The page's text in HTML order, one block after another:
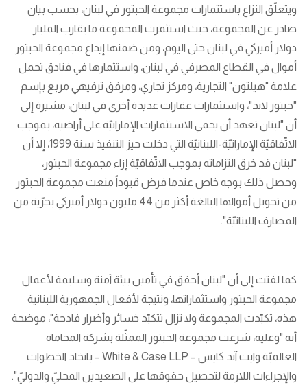
ويتعلّق النزاع باستثمارات مجموعة الحبتور في لبنان، بحسب بيان
صادر عن المجموعة، حيث استثمرت المجموعة ما يقارب المليار
دولار أميركي في لبنان حتى اليوم، ومن ضمنها إيداع مجموعة الحبتور
أموال في القطاع المصرفي في لبنان، واستثمارها في فنادق تحمل
علامة "هيلتون" التجارية، ومركز تجاري، ومرفق ترفيهي مربع بإسم
"حبتور لاند"، واستثمارات عقارات عديدة أخرى في لبنان، مشيرة إلى
أن "لبنان تعهد أن يحمي الاستثمارات الإماراتيّة على أراضيه، بموجب
الاتّفاقيّة الإماراتيّة-اللبنانيّة التي دخلت حيز التنفيذ سنة 1999، إلا أن
"لبنان قد خرق التزاماته بموجب الاتّفاقيّة إزاء مجموعة الحبتور،
وحصل ذلك بوجه خاص عندما فرض قيوداً منعت مجموعة الحبتور
من تحويل أموالها البالغة أكثر من 44 مليون دولار أميركي بحرّية من
المصارف اللبنانيّة".
كما لفتت إلى أن "لبنان أحفق في تأمين بيئة آمنة وسليمة لأعمال
مجموعة الحبتور واستثماراتها، ونتيجة لأفعال الجمهورية اللبنانية
هذه، تكبّدت المجموعة ولا تزال تتكبّد خسائر وأضرار فادحة"، موضحة
أنه "وعليه، شرعت مجموعة الحبتور الممثّلة بشركة المحاماة
العالميّة وايت آند كايس – White & Case LLP – باتخاذ الخطوات
والإجراءات اللازمة لتحصيل حقوقها على الصعيدين المحليّ والدوليّ".